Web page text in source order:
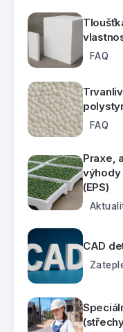
FAQ
FAQ
Praxe,
výhody
(EPS)
CAD